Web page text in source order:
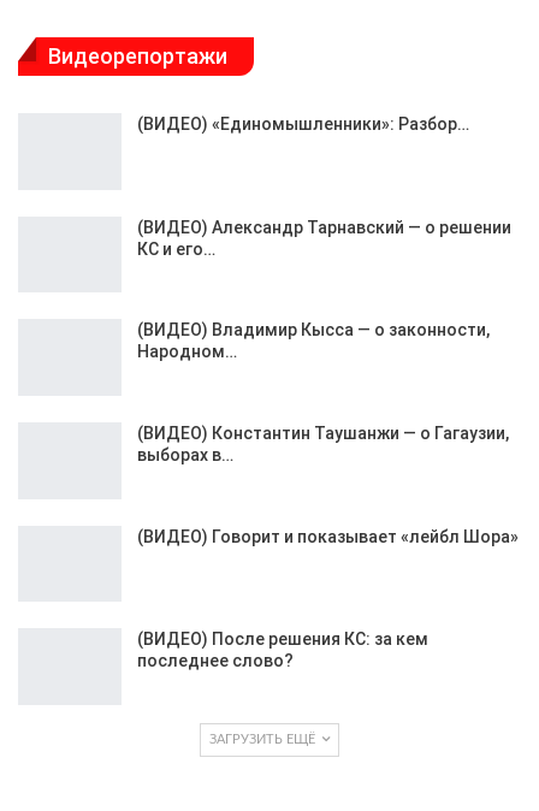
Видеорепортажи
(ВИДЕО) «Единомышленники»: Разбор…
(ВИДЕО) Александр Тарнавский — о решении
КС и его…
(ВИДЕО) Владимир Кысса — о законности,
Народном…
(ВИДЕО) Константин Таушанжи — о Гагаузии,
выборах в…
(ВИДЕО) Говорит и показывает «лейбл Шора»
(ВИДЕО) После решения КС: за кем
последнее слово?
ЗАГРУЗИТЬ ЕЩЁ